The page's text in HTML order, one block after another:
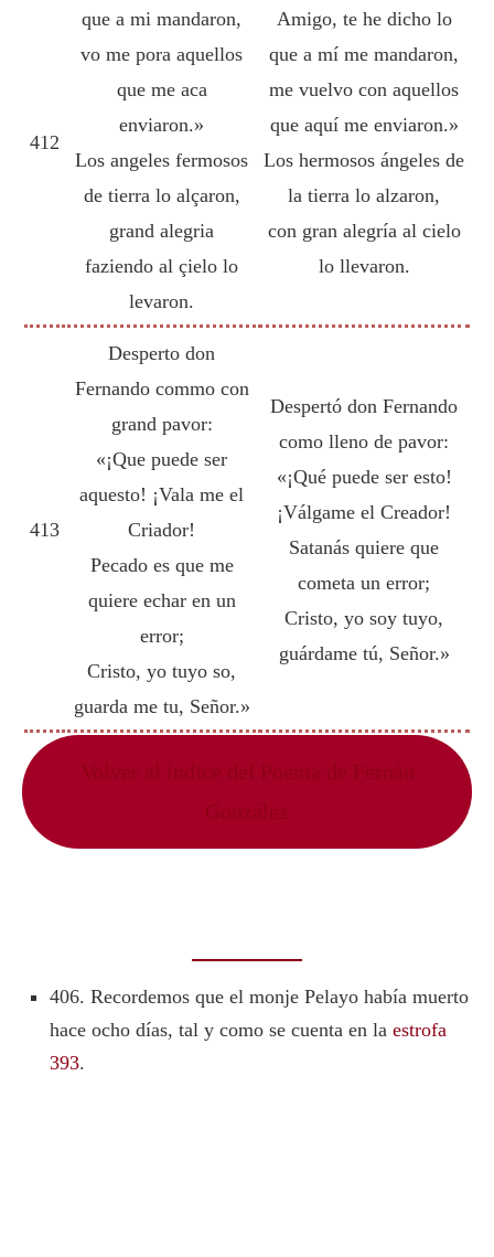
412
que a mi mandaron,
vo me pora aquellos
que me aca
enviaron.»
Los angeles fermosos
de tierra lo alçaron,
grand alegria
faziendo al çielo lo
levaron.
Amigo, te he dicho lo
que a mí me mandaron,
me vuelvo con aquellos
que aquí me enviaron.»
Los hermosos ángeles de
la tierra lo alzaron,
con gran alegría al cielo
lo llevaron.
413
Desperto don
Fernando commo con
grand pavor:
«¡Que puede ser
aquesto! ¡Vala me el
Criador!
Pecado es que me
quiere echar en un
error;
Cristo, yo tuyo so,
guarda me tu, Señor.»
Despertó don Fernando
como lleno de pavor:
«¡Qué puede ser esto!
¡Válgame el Creador!
Satanás quiere que
cometa un error;
Cristo, yo soy tuyo,
guárdame tú, Señor.»
406. Recordemos que el monje Pelayo había muerto
hace ocho días, tal y como se cuenta en la estrofa
393.